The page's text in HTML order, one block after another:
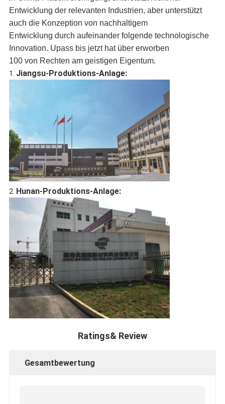
Entwicklung der relevanten Industrien, aber unterstützt
auch die Konzeption von nachhaltigem
Entwicklung durch aufeinander folgende technologische
Innovation. Upass bis jetzt hat über erworben
100 von Rechten am geistigen Eigentum.
1. Jiangsu-Produktions-Anlage:
2. Hunan-Produktions-Anlage:
Ratings& Review
Gesamtbewertung